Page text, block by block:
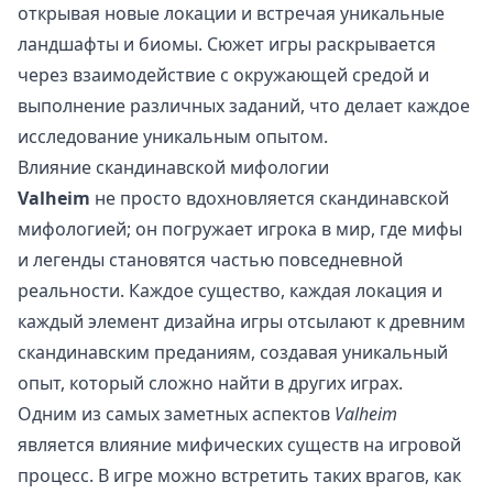
открывая новые локации и встречая уникальные
ландшафты и биомы. Сюжет игры раскрывается
через взаимодействие с окружающей средой и
выполнение различных заданий, что делает каждое
исследование уникальным опытом.
Влияние скандинавской мифологии
Valheim не просто вдохновляется скандинавской
мифологией; он погружает игрока в мир, где мифы
и легенды становятся частью повседневной
реальности. Каждое существо, каждая локация и
каждый элемент дизайна игры отсылают к древним
скандинавским преданиям, создавая уникальный
опыт, который сложно найти в других играх.
Одним из самых заметных аспектов Valheim
является влияние мифических существ на игровой
процесс. В игре можно встретить таких врагов, как